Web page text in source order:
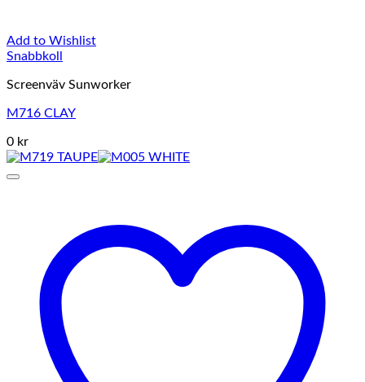
Add to Wishlist
Snabbkoll
Screenväv Sunworker
M716 CLAY
0 kr